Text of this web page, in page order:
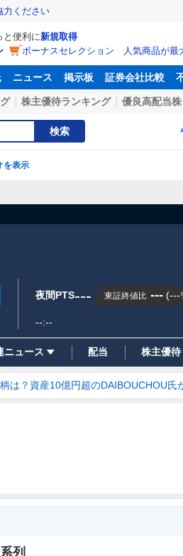
力ください
と便利に新規取得
ボーナスセレクション 人気商品が最
ニュース 掲示板 証券会社比較
株主優待ランキング 優良高配当株
検索
を表示
夜間PTS--- 東証終値比 --- (---
--:--
ニュース 配当 株主優待
は？資産10億円超のDAIBOUCHOU氏
列